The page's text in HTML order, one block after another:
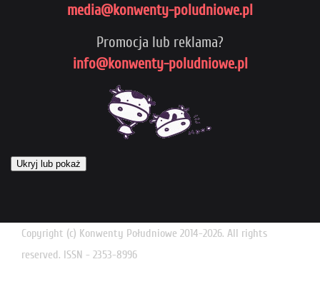
media@konwenty-poludniowe.pl
Promocja lub reklama?
info@konwenty-poludniowe.pl
Ukryj lub pokaż
Copyright (c) Konwenty Południowe 2014-2026. All rights
reserved. ISSN - 2353-8996